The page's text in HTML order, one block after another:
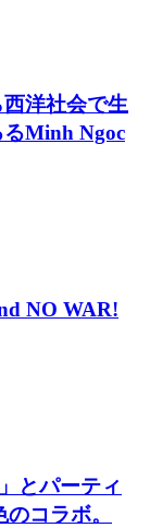
洋社会で生
Minh Ngoc
NO WAR!
とパーティ
コラボ。